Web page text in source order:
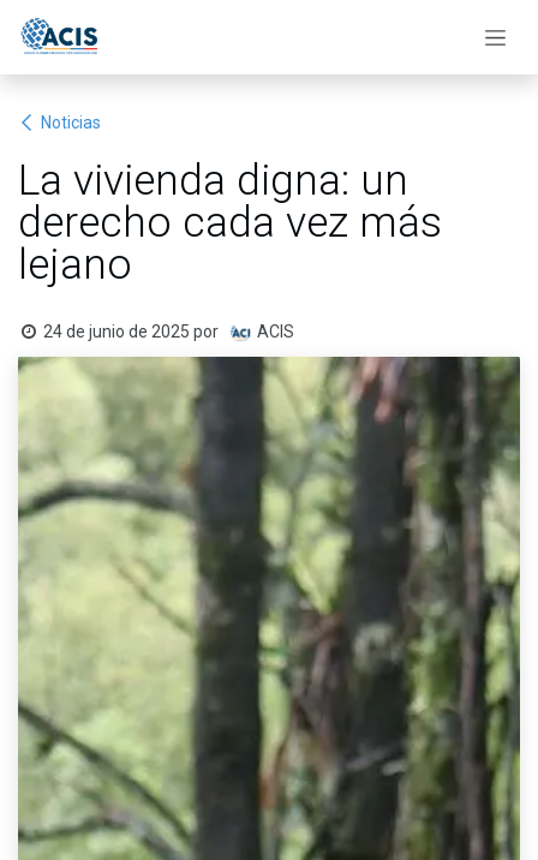
Noticias
La vivienda digna: un
derecho cada vez más
lejano
24 de junio de 2025 por ACIS